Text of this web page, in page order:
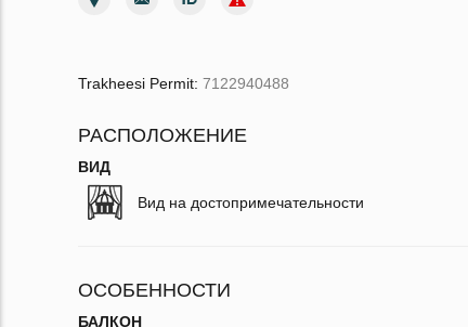
Trakheesi Permit: 7122940488
РАСПОЛОЖЕНИЕ
ВИД
Вид на достопримечательности
ОСОБЕННОСТИ
БАЛКОН